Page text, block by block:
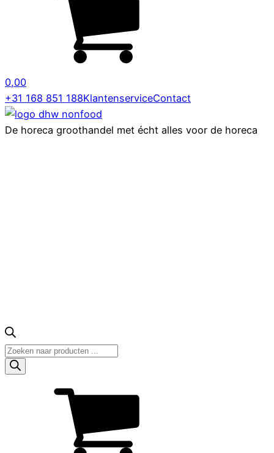
0,00
+31 168 851 188KlantenserviceContact
De horeca groothandel met écht alles voor de horeca
Producten
zoeken